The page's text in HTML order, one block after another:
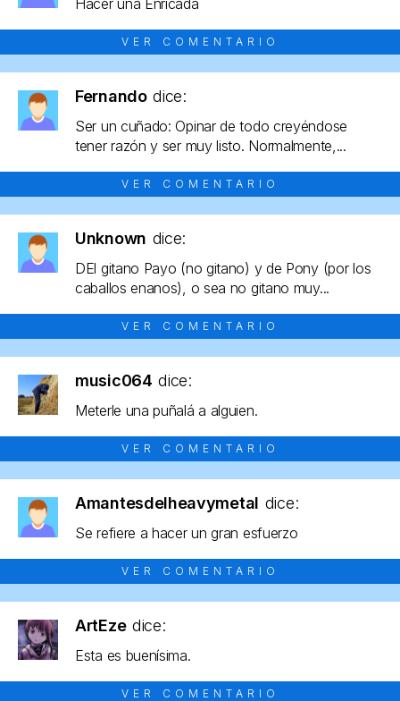
VER COMENTARIO
Fernando dice:
Ser un cuñado: Opinar de todo creyéndose
tener razón y ser muy listo. Normalmente,...
VER COMENTARIO
Unknown dice:
DEl gitano Payo (no gitano) y de Pony (por los
caballos enanos), o sea no gitano muy...
VER COMENTARIO
music064 dice:
Meterle una puñalá a alguien.
VER COMENTARIO
Amantesdelheavymetal dice:
Se refiere a hacer un gran esfuerzo
VER COMENTARIO
ArtEze dice:
Esta es buenísima.
VER COMENTARIO